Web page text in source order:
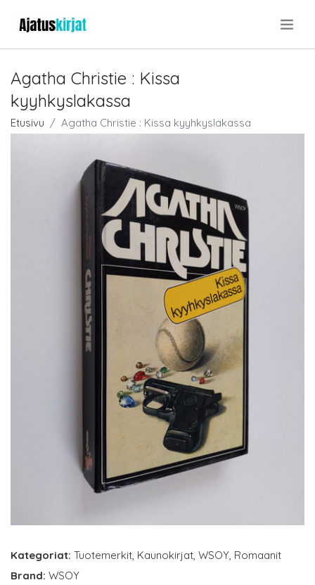
Agatha Christie : Kissa
kyyhkyslakassa
Etusivu Agatha Christie : Kissa kyyhkyslakassa
Kategoriat: Tuotemerkit, Kaunokirjat, WSOY, Romaanit
Brand: WSOY